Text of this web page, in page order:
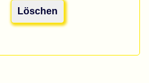
Löschen